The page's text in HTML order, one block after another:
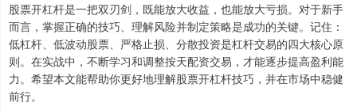
股票开杠杆是一把双刃剑，既能放大收益，也能放大亏损。对于新手
而言，掌握正确的技巧、理解风险并制定策略是成功的关键。记住：
低杠杆、低波动股票、严格止损、分散投资是杠杆交易的四大核心原
则。在实战中，不断学习和调整按天配资交易，才能逐步提高盈利能
力。希望本文能帮助你更好地理解股票开杠杆技巧，并在市场中稳健
前行。